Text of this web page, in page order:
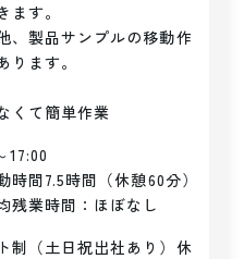
ます。
、製品サンプルの移動作
ります。
くて簡単作業
17:00
時間7.5時間（休憩60分）
残業時間：ほぼなし
制（土日祝出社あり）休